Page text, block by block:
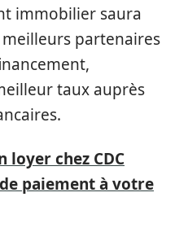
immobilier saura
partenaires
taux auprès
loyer chez CDC
paiement à votre